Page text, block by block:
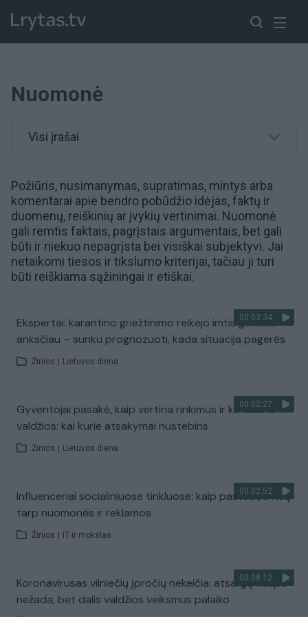
Nuomonė
Visi įrašai
Požiūris, nusimanymas, supratimas, mintys arba
komentarai apie bendro pobūdžio idėjas, faktų ir
duomenų, reiškinių ar įvykių vertinimai. Nuomonė
gali remtis faktais, pagrįstais argumentais, bet gali
būti ir niekuo nepagrįsta bei visiškai subjektyvi. Jai
netaikomi tiesos ir tikslumo kriterijai, tačiau ji turi
būti reiškiama sąžiningai ir etiškai.
00:03:34
Ekspertai: karantino griežtinimo reikėjo imtis gerokai
anksčiau – sunku prognozuoti, kada situacija pagerės
Žinios Lietuvos diena
00:02:27
Gyventojai pasakė, kaip vertina rinkimus ir ko tikisi iš
valdžios: kai kurie atsakymai nustebins
Žinios Lietuvos diena
00:02:52
Influenceriai socialiniuose tinkluose: kaip pastebėti ribą
tarp nuomonės ir reklamos
Žinios IT ir mokslas
00:08:12
Koronavirusas vilniečių įpročių nekeičia: atsargų kaupti
nežada, bet dalis valdžios veiksmus palaiko